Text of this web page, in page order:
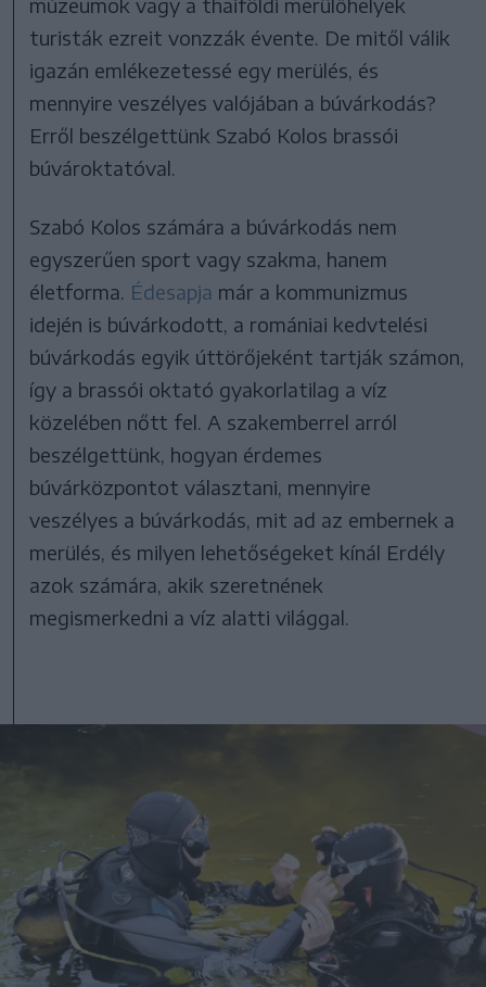
turisták ezreit vonzzák évente. De mitől válik
igazán emlékezetessé egy merülés, és
mennyire veszélyes valójában a búvárkodás?
Erről beszélgettünk Szabó Kolos brassói
búvároktatóval.
Szabó Kolos számára a búvárkodás nem
egyszerűen sport vagy szakma, hanem
életforma. Édesapja már a kommunizmus
idején is búvárkodott, a romániai kedvtelési
búvárkodás egyik úttörőjeként tartják számon,
így a brassói oktató gyakorlatilag a víz
közelében nőtt fel. A szakemberrel arról
beszélgettünk, hogyan érdemes
búvárközpontot választani, mennyire
veszélyes a búvárkodás, mit ad az embernek a
merülés, és milyen lehetőségeket kínál Erdély
azok számára, akik szeretnének
megismerkedni a víz alatti világgal.